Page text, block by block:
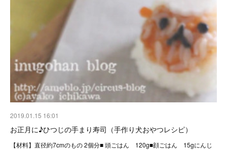
2019.01.15 16:01
お正月に♪ひつじの手まり寿司（手作り犬おやつレシピ）
【材料】直径約7cmのもの 2個分■ 頭ごはん 120g■顔ごはん 15gにんじ